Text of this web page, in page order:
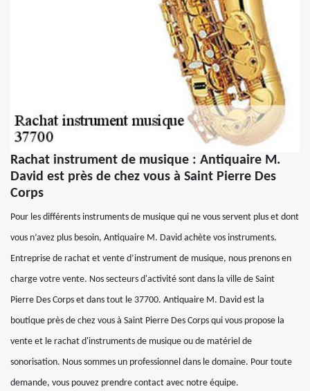
Rachat instrument de musique : Antiquaire M.
David est près de chez vous à Saint Pierre Des
Corps
Pour les différents instruments de musique qui ne vous servent plus et dont
vous n’avez plus besoin, Antiquaire M. David achète vos instruments.
Entreprise de rachat et vente d’instrument de musique, nous prenons en
charge votre vente. Nos secteurs d'activité sont dans la ville de Saint
Pierre Des Corps et dans tout le 37700. Antiquaire M. David est la
boutique près de chez vous à Saint Pierre Des Corps qui vous propose la
vente et le rachat d'instruments de musique ou de matériel de
sonorisation. Nous sommes un professionnel dans le domaine. Pour toute
demande, vous pouvez prendre contact avec notre équipe.